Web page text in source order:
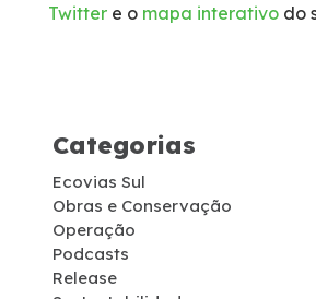
Socorro Médico
Cargas Especiais
Links Úteis
SAU's
Twitter e o mapa interativo do
Categorias
Ecovias Sul
Obras e Conservação
Operação
Podcasts
Release